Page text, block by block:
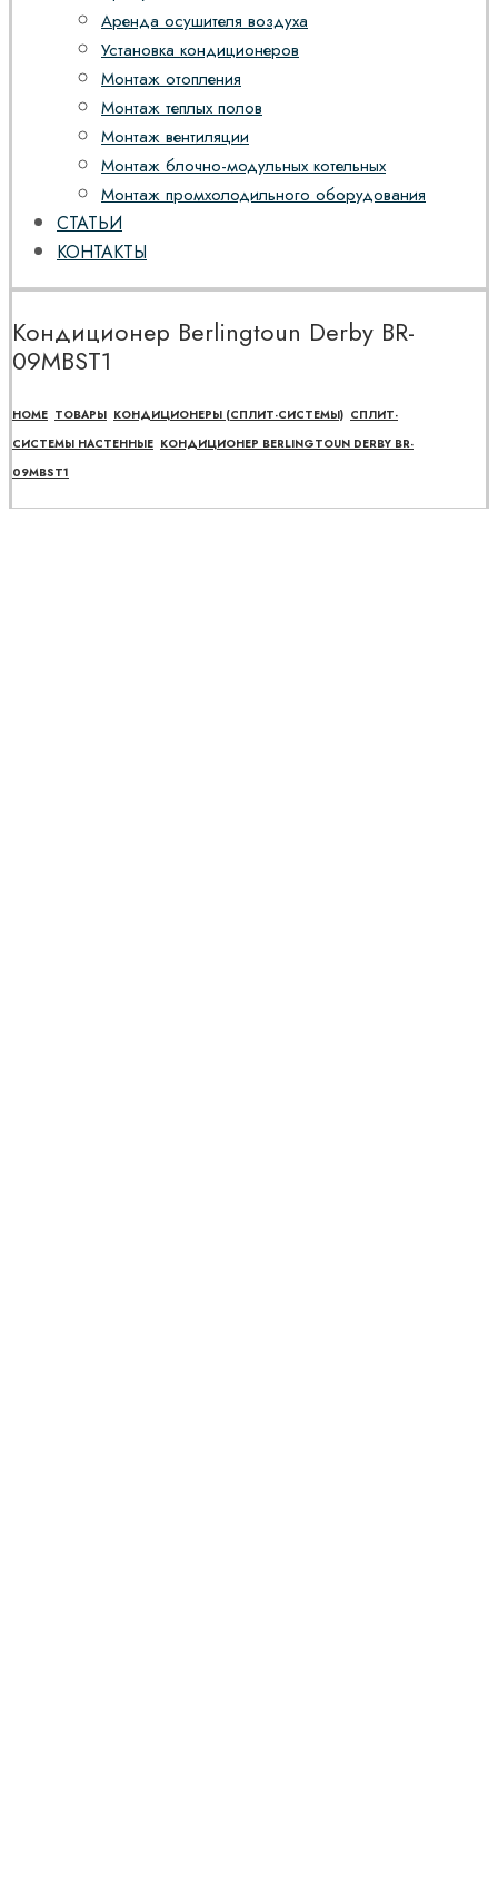
Аренда осушителя воздуха
Установка кондиционеров
Монтаж отопления
Монтаж теплых полов
Монтаж вентиляции
Монтаж блочно-модульных котельных
Монтаж промхолодильного оборудования
СТАТЬИ
КОНТАКТЫ
Кондиционер Berlingtoun Derby BR-
09MBST1
HOME ТОВАРЫ КОНДИЦИОНЕРЫ (СПЛИТ-СИСТЕМЫ) СПЛИТ-
СИСТЕМЫ НАСТЕННЫЕ КОНДИЦИОНЕР BERLINGTOUN DERBY BR-
09MBST1